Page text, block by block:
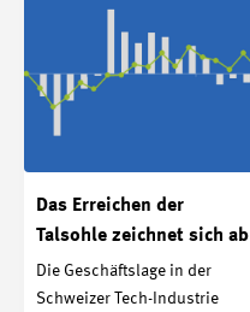
Das Erreichen der
Talsohle zeichnet sich ab
Die Geschäftslage in der
Schweizer Tech-Industrie